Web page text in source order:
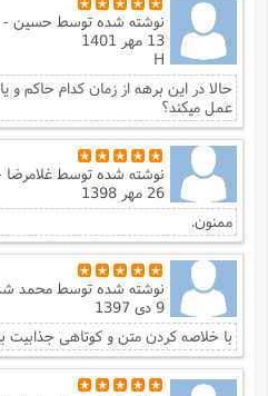
نوشته شده توسطحسین -
13 مهر 1401
H
حالا در این برهه از زمان کدام حاکم و
عمل میکند؟
نوشته شده توسطغلامرضا -
26 مهر 1398
ممنون.
نوشته شده توسطمحمد
9 دی 1397
با خلاصه کردن متن و کوتاهی جذابیت